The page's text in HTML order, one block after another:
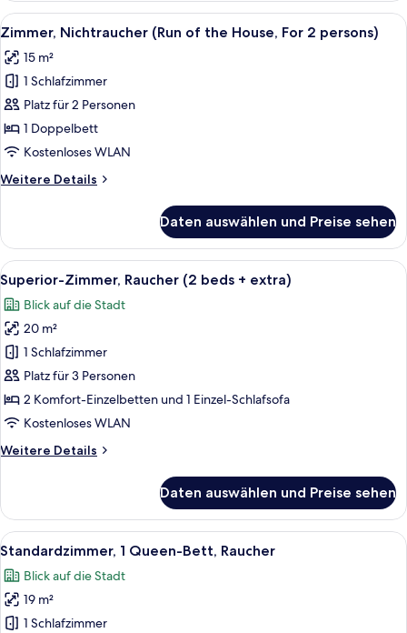
persons)
anzeigen
(Run
of
House,
For
persons)
Alle
Fotos
für
Zimmer,
Nichtraucher
(Run
of
House,
persons)
anzeigen
Ein Hotelzimmer mit Bett, Fenster
5
Zimmer, Nichtraucher (Run of the House, For 2 persons)
15 m²
1 Schlafzimmer
Platz für 2 Personen
1 Doppelbett
Kostenloses WLAN
Weitere Details
Weitere
Nichtraucher
(Run
of
the
House,
For
persons)
Daten auswählen und Preise sehen
Alle
Fotos
für
Superior-
Zimmer,
Raucher
(2
beds
extra)
Ein Hotelzimmer mit zwei Betten,
3
Superior-Zimmer, Raucher (2 beds + extra)
Blick auf die Stadt
20 m²
1 Schlafzimmer
Platz für 3 Personen
2 Komfort-Einzelbetten und 1 Einzel-Schlafsofa
Kostenloses WLAN
Weitere Details
Weitere
Zimmer,
Raucher
(2
+
extra)
Daten auswählen und Preise sehen
Alle
Fotos
für
Standardzimmer,
Ein Hotelzimmer mit Bett, rundem
4
Standardzimmer, 1 Queen-Bett, Raucher
Blick auf die Stadt
19 m²
1 Schlafzimmer